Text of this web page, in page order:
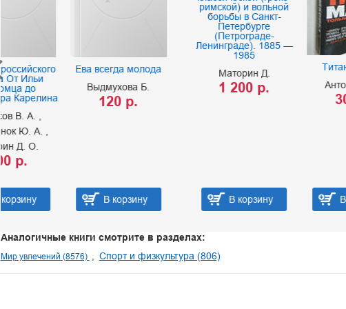
Ева всегда молода
Выдмухова Б.
120 р.
В корзину
римской) и вольной
борьбы в Санкт-
Ленинграде). 1885 —
Маторин Д.
В корзину
Титаны массы
Антонович С.
В корзину
Аналогичные книги смотрите в разделах:
Мир увлечений (8576) Спорт и физкультура (806)